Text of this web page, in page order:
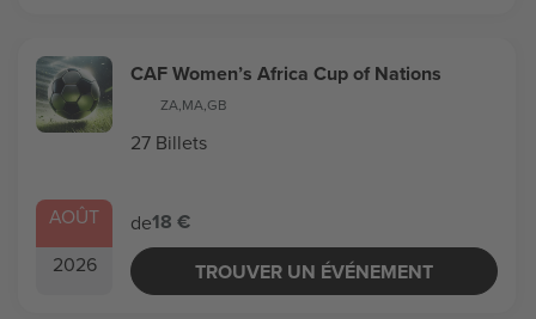
AOÛT
2026
CAF Women’s Africa Cup of Nations
ZA,MA,GB
27 Billets
de18 €
TROUVER UN ÉVÉNEMENT